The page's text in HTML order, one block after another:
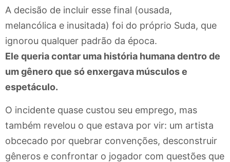
A decisão de incluir esse final (ousada,
melancólica e inusitada) foi do próprio Suda, que
ignorou qualquer padrão da época.
Ele queria contar uma história humana dentro de
um gênero que só enxergava músculos e
espetáculo.
O incidente quase custou seu emprego, mas
também revelou o que estava por vir: um artista
obcecado por quebrar convenções, desconstruir
gêneros e confrontar o jogador com questões que